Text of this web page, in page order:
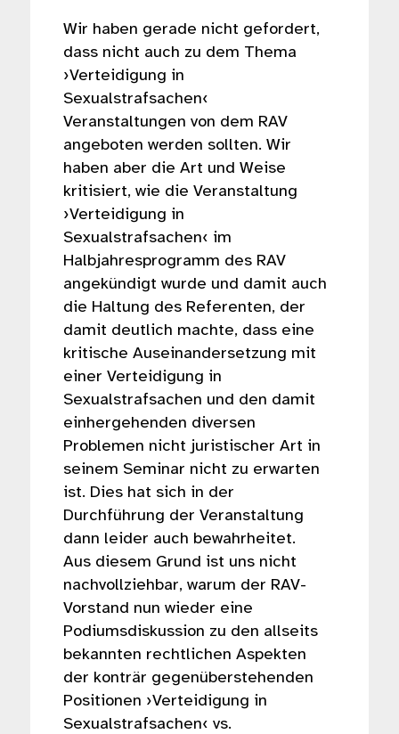
Wir haben gerade nicht gefordert,
dass nicht auch zu dem Thema
›Verteidigung in
Sexualstrafsachen‹
Veranstaltungen von dem RAV
angeboten werden sollten. Wir
haben aber die Art und Weise
kritisiert, wie die Veranstaltung
›Verteidigung in
Sexualstrafsachen‹ im
Halbjahresprogramm des RAV
angekündigt wurde und damit auch
die Haltung des Referenten, der
damit deutlich machte, dass eine
kritische Auseinandersetzung mit
einer Verteidigung in
Sexualstrafsachen und den damit
einhergehenden diversen
Problemen nicht juristischer Art in
seinem Seminar nicht zu erwarten
ist. Dies hat sich in der
Durchführung der Veranstaltung
dann leider auch bewahrheitet.
Aus diesem Grund ist uns nicht
nachvollziehbar, warum der RAV-
Vorstand nun wieder eine
Podiumsdiskussion zu den allseits
bekannten rechtlichen Aspekten
der konträr gegenüberstehenden
Positionen ›Verteidigung in
Sexualstrafsachen‹ vs.